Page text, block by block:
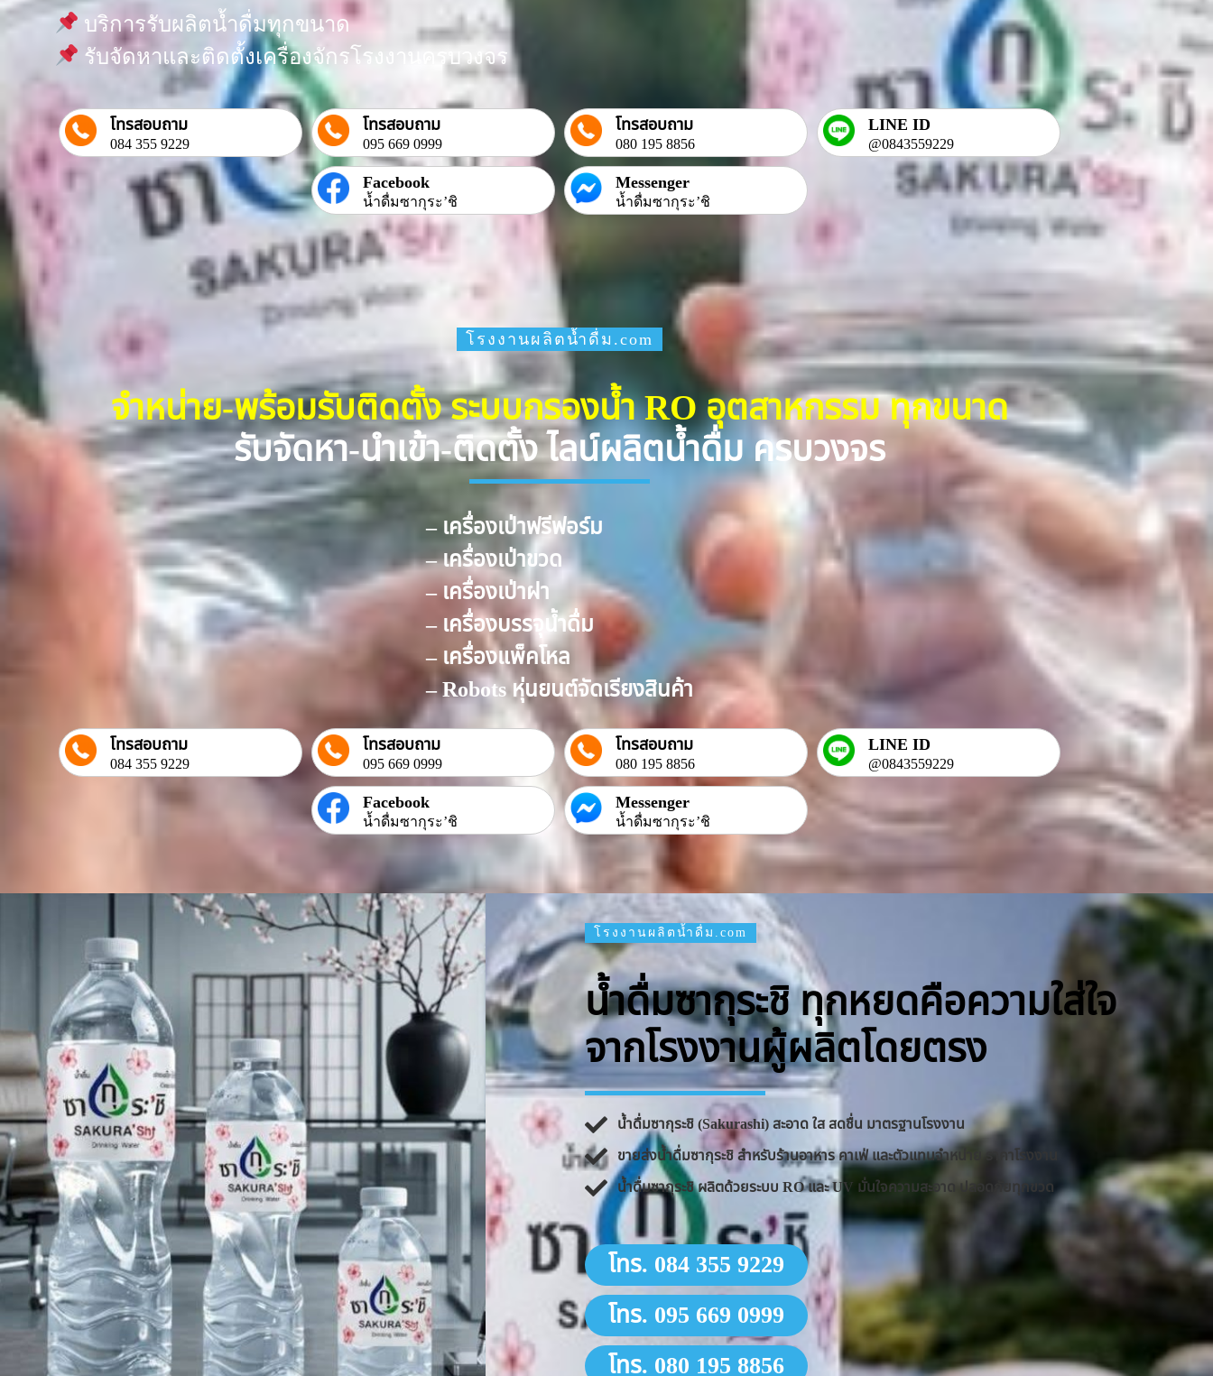
บริการรับผลิตน้ำดื่มทุกขนาด
รับจัดหาและติดตั้งเครื่องจักรโรงงานครบวงจร
โทรสอบถาม
084 355 9229
โทรสอบถาม
095 669 0999
โทรสอบถาม
080 195 8856
LINE ID
@0843559229
Facebook
น้ำดื่มซากุระ’ชิ
Messenger
น้ำดื่มซากุระ’ชิ
โรงงานผลิตน้ำดื่ม.com
จำหน่าย-พร้อมรับติดตั้ง ระบบกรองน้ำ RO อุตสาหกรรม ทุกขนาด
รับจัดหา-นำเข้า-ติดตั้ง ไลน์ผลิตน้ำดื่ม ครบวงจร
– เครื่องเป่าฟรีฟอร์ม
– เครื่องเป่าขวด
– เครื่องเป่าฝา
– เครื่องบรรจุน้ำดื่ม
– เครื่องแพ็คโหล
– Robots หุ่นยนต์จัดเรียงสินค้า
โทรสอบถาม
084 355 9229
โทรสอบถาม
095 669 0999
โทรสอบถาม
080 195 8856
LINE ID
@0843559229
Facebook
น้ำดื่มซากุระ’ชิ
Messenger
น้ำดื่มซากุระ’ชิ
โรงงานผลิตน้ำดื่ม.com
น้ำดื่มซากุระชิ ทุกหยดคือความใส่ใจ
จากโรงงานผู้ผลิตโดยตรง
น้ำดื่มซากุระชิ (Sakurashi) สะอาด ใส สดชื่น มาตรฐานโรงงาน
ขายส่งน้ำดื่มซากุระชิ สำหรับร้านอาหาร คาเฟ่ และตัวแทนจำหน่าย ราคาโรงงาน
น้ำดื่มซากุระชิ ผลิตด้วยระบบ RO และ UV มั่นใจความสะอาด ปลอดภัยทุกขวด
โทร. 084 355 9229
โทร. 095 669 0999
โทร. 080 195 8856